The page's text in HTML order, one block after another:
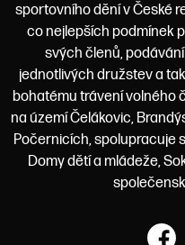
sportovního dění v České
co nejlepších podmínek
svých členů,
jednotlivých družstev a
bohatému trávení volného
na území Čelákovic,
Počernicích, spolupracuje
Domy dětí a mládeže,